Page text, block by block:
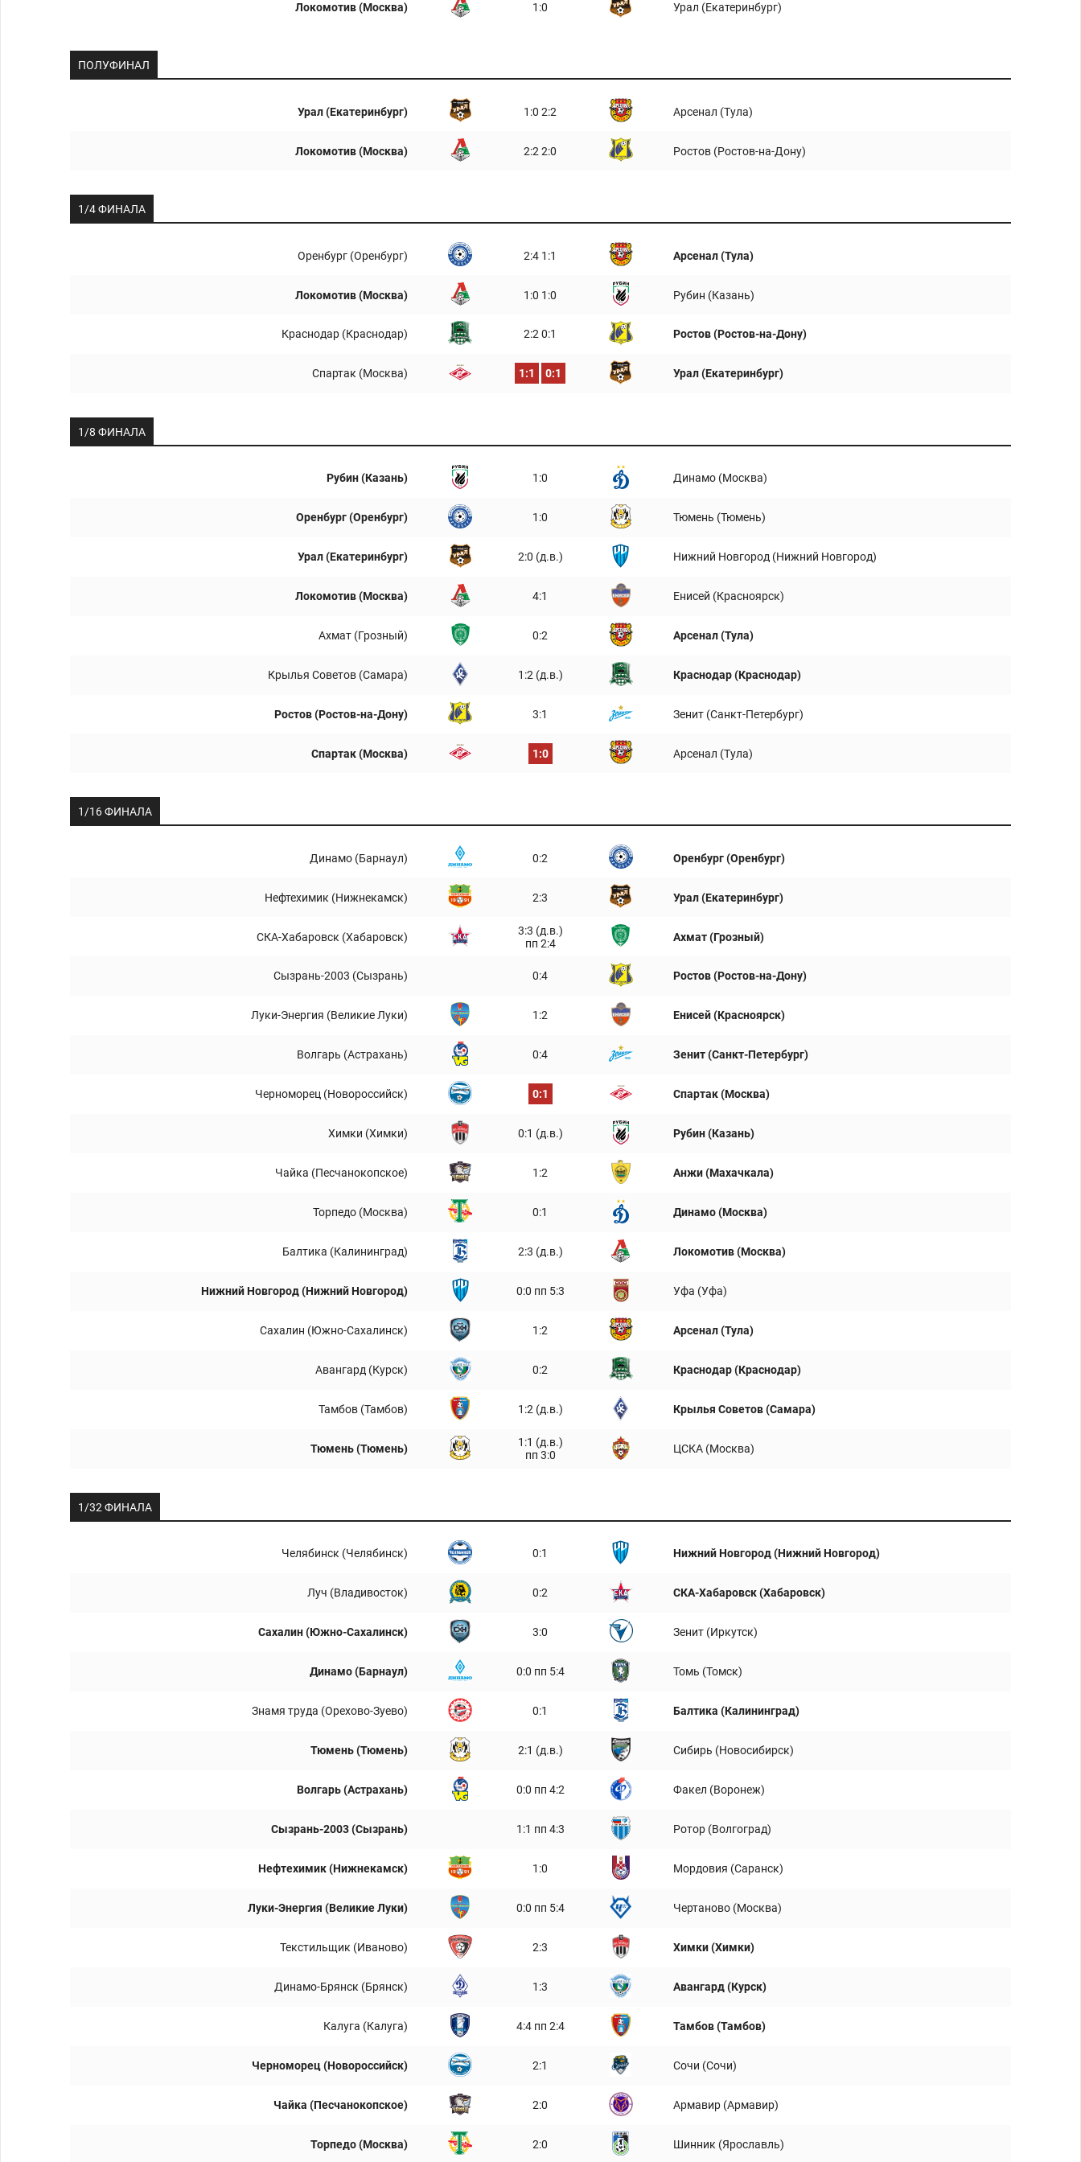
Локомотив (Москва) 1:0 Урал (Екатеринбург)
ПОЛУФИНАЛ
Урал (Екатеринбург) 1:0 2:2 Арсенал (Тула)
Локомотив (Москва) 2:2 2:0 Ростов (Ростов-на-Дону)
1/4 ФИНАЛА
Оренбург (Оренбург) 2:4 1:1 Арсенал (Тула)
Локомотив (Москва) 1:0 1:0 Рубин (Казань)
Краснодар (Краснодар) 2:2 0:1 Ростов (Ростов-на-Дону)
Спартак (Москва) 1:1 0:1 Урал (Екатеринбург)
1/8 ФИНАЛА
Рубин (Казань) 1:0 Динамо (Москва)
Оренбург (Оренбург) 1:0 Тюмень (Тюмень)
Урал (Екатеринбург) 2:0 (д.в.) Нижний Новгород (Нижний Новгород)
Локомотив (Москва) 4:1 Енисей (Красноярск)
Ахмат (Грозный) 0:2 Арсенал (Тула)
Крылья Советов (Самара) 1:2 (д.в.) Краснодар (Краснодар)
Ростов (Ростов-на-Дону) 3:1 Зенит (Санкт-Петербург)
Спартак (Москва) 1:0 Арсенал (Тула)
1/16 ФИНАЛА
Динамо (Барнаул) 0:2 Оренбург (Оренбург)
Нефтехимик (Нижнекамск) 2:3 Урал (Екатеринбург)
СКА-Хабаровск (Хабаровск)
3:3 (д.в.)
пп 2:4
Ахмат (Грозный)
Сызрань-2003 (Сызрань) 0:4 Ростов (Ростов-на-Дону)
Луки-Энергия (Великие Луки) 1:2 Енисей (Красноярск)
Волгарь (Астрахань) 0:4 Зенит (Санкт-Петербург)
Черноморец (Новороссийск) 0:1 Спартак (Москва)
Химки (Химки) 0:1 (д.в.) Рубин (Казань)
Чайка (Песчанокопское) 1:2 Анжи (Махачкала)
Торпедо (Москва) 0:1 Динамо (Москва)
Балтика (Калининград) 2:3 (д.в.) Локомотив (Москва)
Нижний Новгород (Нижний Новгород) 0:0 пп 5:3 Уфа (Уфа)
Сахалин (Южно-Сахалинск) 1:2 Арсенал (Тула)
Авангард (Курск) 0:2 Краснодар (Краснодар)
Тамбов (Тамбов) 1:2 (д.в.) Крылья Советов (Самара)
Тюмень (Тюмень)
1:1 (д.в.)
пп 3:0
ЦСКА (Москва)
1/32 ФИНАЛА
Челябинск (Челябинск) 0:1 Нижний Новгород (Нижний Новгород)
Луч (Владивосток) 0:2 СКА-Хабаровск (Хабаровск)
Сахалин (Южно-Сахалинск) 3:0 Зенит (Иркутск)
Динамо (Барнаул) 0:0 пп 5:4 Томь (Томск)
Знамя труда (Орехово-Зуево) 0:1 Балтика (Калининград)
Тюмень (Тюмень) 2:1 (д.в.) Сибирь (Новосибирск)
Волгарь (Астрахань) 0:0 пп 4:2 Факел (Воронеж)
Сызрань-2003 (Сызрань) 1:1 пп 4:3 Ротор (Волгоград)
Нефтехимик (Нижнекамск) 1:0 Мордовия (Саранск)
Луки-Энергия (Великие Луки) 0:0 пп 5:4 Чертаново (Москва)
Текстильщик (Иваново) 2:3 Химки (Химки)
Динамо-Брянск (Брянск) 1:3 Авангард (Курск)
Калуга (Калуга) 4:4 пп 2:4 Тамбов (Тамбов)
Черноморец (Новороссийск) 2:1 Сочи (Сочи)
Чайка (Песчанокопское) 2:0 Армавир (Армавир)
Торпедо (Москва) 2:0 Шинник (Ярославль)